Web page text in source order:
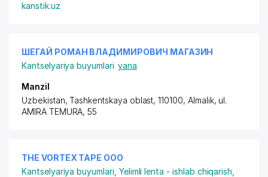
kanstik.uz
ШЕГАЙ РОМАН ВЛАДИМИРОВИЧ МАГАЗИН
Kantselyariya buyumlari yana
Manzil
Uzbekistan, Tashkentskaya oblast, 110100, Almalik, ul.
AMIRA TEMURA, 55
THE VORTEX TAPE ООО
Kantselyariya buyumlari Yelimli lenta - ishlab chiqarish,